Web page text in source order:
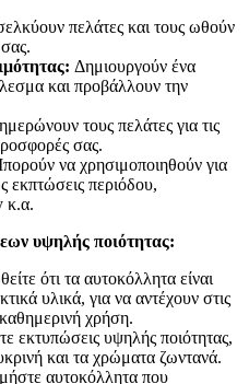
πελάτες και τους ωθούν
Δημιουργούν ένα
και προβάλλουν την
τους πελάτες για τις
σας.
να χρησιμοποιηθούν για
εκπτώσεις περιόδου,
κ.α.
υψηλής ποιότητας:
ότι τα αυτοκόλλητα είναι
υλικά, για να αντέχουν στις
χρήση.
εκτυπώσεις υψηλής ποιότητας,
και τα χρώματα ζωντανά.
αυτοκόλλητα που